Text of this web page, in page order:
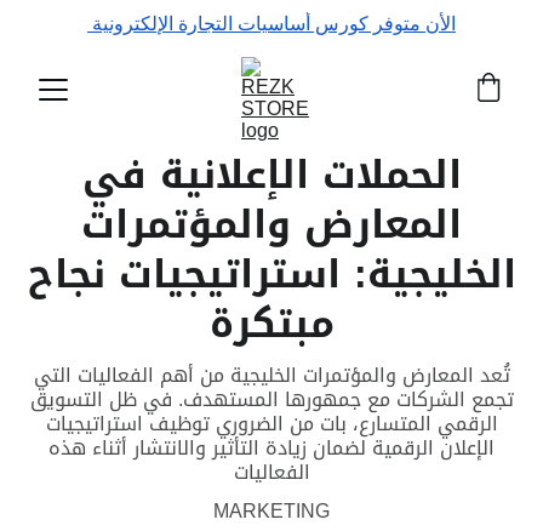
الأن متوفر كورس أساسيات التجارة الإلكترونية
الحملات الإعلانية في
المعارض والمؤتمرات
الخليجية: استراتيجيات نجاح
مبتكرة
تُعد المعارض والمؤتمرات الخليجية من أهم الفعاليات التي
تجمع الشركات مع جمهورها المستهدف. في ظل التسويق
الرقمي المتسارع، بات من الضروري توظيف استراتيجيات
الإعلان الرقمية لضمان زيادة التأثير والانتشار أثناء هذه
الفعاليات
MARKETING